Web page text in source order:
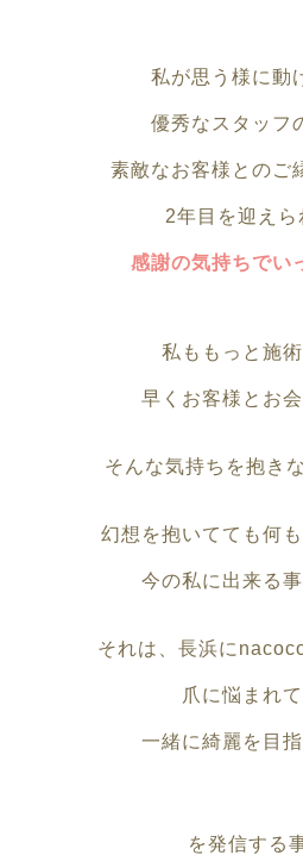
私が思う様に動
優秀なスタッフ
素敵なお客様とのご
2年目を迎えら
感謝の気持ちでい
私ももっと施
早くお客様とお
そんな気持ちを抱き
幻想を抱いてても何
今の私に出来る
それは、長浜に
爪に悩まれ
一緒に綺麗を目指
を発信する